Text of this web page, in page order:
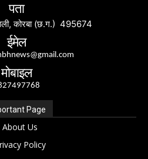
पता
कोरबा (छ.ग.) 495674
ईमेल
मोबाइल
Page
About Us
Policy